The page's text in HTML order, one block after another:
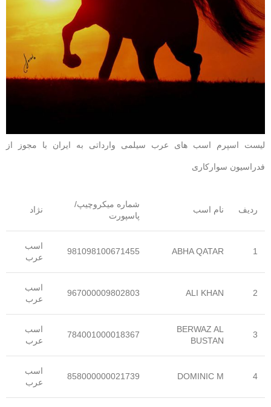
لیست اسپرم اسب های عرب سیلمی وارداتی به ایران با مجوز از
فدراسیون سوارکاری
ردیف نام اسب
شماره میکروچیپ/
پاسپورت
نژاد
1
ABHA QATAR
981098100671455
اسب
عرب
2
ALI KHAN
967000009802803
اسب
عرب
3
BERWAZ AL
BUSTAN
784001000018367
اسب
عرب
4
DOMINIC M
858000000021739
اسب
عرب